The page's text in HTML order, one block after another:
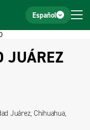
Español
JUÁREZ
Juárez, Chihuahua,